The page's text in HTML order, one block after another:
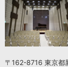
〒162-8716 東京都